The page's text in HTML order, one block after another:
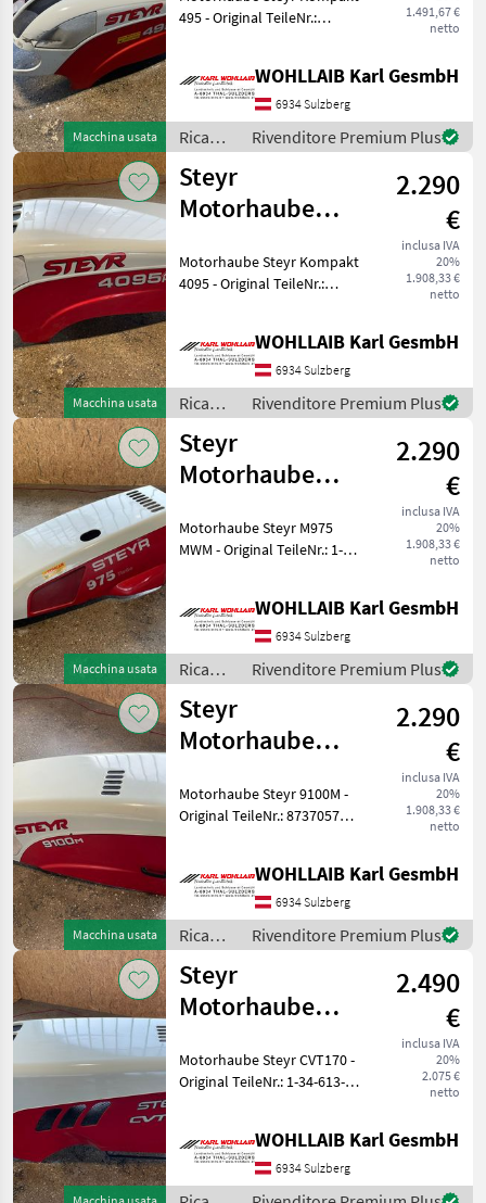
Macchina usata
1.491,67 €
netto
495 - Original TeileNr.:
Motorhaube hat vorne eine
Beschädigung und weißt
Innen Brands
WOHLLAIB Karl GesmbH
6934 Sulzberg
Ricambi
per
macchine
agricole
/ Steyr
Rivenditore Premium Plus
Macchina usata
Steyr
Motorhaube
(87344187)
2.290
€
inclusa IVA
20%
1.908,33 €
netto
Motorhaube Steyr Kompakt
4095 - Original TeileNr.:
Haube ist vorne an 2
Stellen gebrochen (siehe
Bilder)
WOHLLAIB Karl GesmbH
6934 Sulzberg
Ricambi
per
macchine
agricole
/ Steyr
Rivenditore Premium Plus
Macchina usata
Steyr
Motorhaube
34-513-260)
2.290
€
inclusa IVA
20%
1.908,33 €
netto
Motorhaube Steyr M975
MWM - Original TeileNr.: 1-
- Haube ist in einem Guten
Zustand. - Leichte
Lackschäden
WOHLLAIB Karl GesmbH
6934 Sulzberg
Ricambi
per
macchine
agricole
/ Steyr
Rivenditore Premium Plus
Macchina usata
Steyr
Motorhaube
(87370573)
2.290
€
inclusa IVA
20%
1.908,33 €
netto
Motorhaube Steyr 9100M -
Original TeileNr.: 87370573 -
Halter / Scharniere leicht
verbogen. - Leichte Lacksch
WOHLLAIB Karl GesmbH
6934 Sulzberg
Ricambi
per
macchine
agricole
/ Steyr
Rivenditore Premium Plus
Steyr
Motorhaube
613-850)
2.490
€
inclusa IVA
20%
2.075 €
netto
Motorhaube Steyr CVT170 -
Original TeileNr.: 1-34-613-
Optisch in einem Guten
Zustand, Haube leicht verz
WOHLLAIB Karl GesmbH
6934 Sulzberg